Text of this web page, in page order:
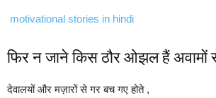
motivational stories in hindi
फिर न जाने किस ठौर ओझल हैं अवामों
देवालयों और मज़ारों से गर बच गए होते ,